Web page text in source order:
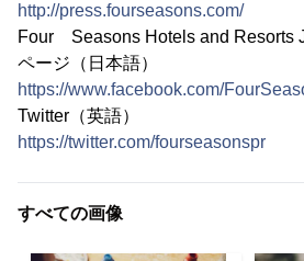
http://press.fourseasons.com/
Four Seasons Hotels and Resorts
ページ（日本語）
https://www.facebook.com/
Twitter（英語）
https://twitter.com/fourseasonspr
すべての画像